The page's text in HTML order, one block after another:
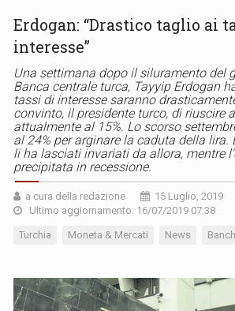
Erdogan: “Drastico taglio ai
interesse”
Una settimana dopo il siluramento del
Banca centrale turca, Tayyip Erdogan
tassi di interesse saranno
convinto, il presidente turco, di riuscire
attualmente al 15%. Lo scorso
al 24% per arginare la caduta della lira.
li ha lasciati invariati da allora, mentre
precipitata in recessione.
a cura della redazione
15 Luglio, 2019
Ultimo aggiornamento: 16/07/2019 07:38
Turchia Moneta & Mercati News